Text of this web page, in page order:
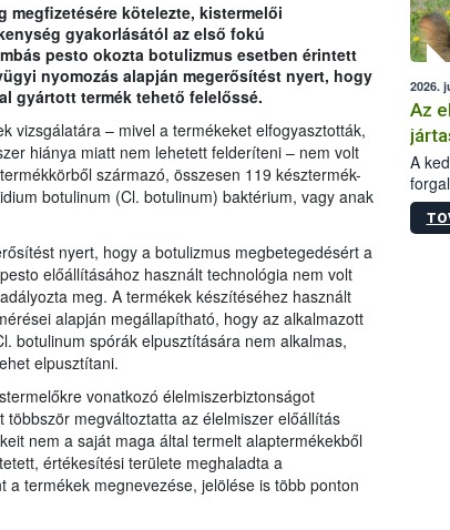
kötelezte, kistermelői
gyakorlásától az első fokú
pesto okozta botulizmus esetben érintett
nyomozás alapján megerősítést nyert, hogy
gyártott termék tehető felelőssé.
vizsgálatára – mivel a termékeket elfogyasztották,
hiánya miatt nem lehetett felderíteni – nem volt
származó, összesen 119 késztermék-
botulinum (Cl. botulinum) baktérium, vagy anak
nyert, hogy a botulizmus megbetegedésért a
előállításához használt technológia nem volt
meg. A termékek készítéséhez használt
alapján megállapítható, hogy az alkalmazott
botulinum spórák elpusztítására nem alkalmas,
elpusztítani.
vonatkozó élelmiszerbiztonságot
megváltoztatta az élelmiszer előállítás
nem a saját maga által termelt alaptermékekből
értékesítési területe meghaladta a
termékek megnevezése, jelölése is több ponton
2026.
Az
A